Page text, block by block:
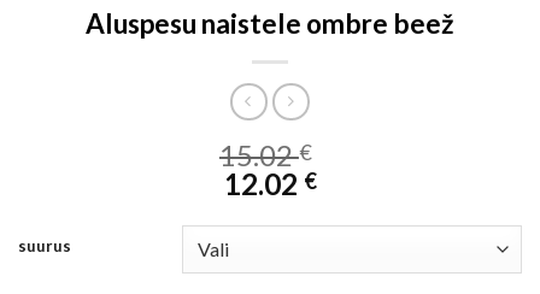
Aluspesu naistele ombre beež
15.02€
12.02 €
suurus